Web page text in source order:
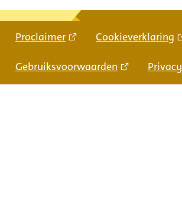
Proclaimer Cookieverklaring
Gebruiksvoorwaarden Privacy